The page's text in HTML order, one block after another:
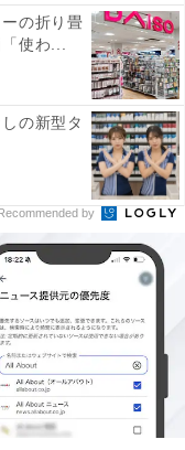
したドライサウ
びやすく、ゆっ
おり、地域に根
接客対応も含め
ごせる。
の折り畳
使わ...
の新型タ
by